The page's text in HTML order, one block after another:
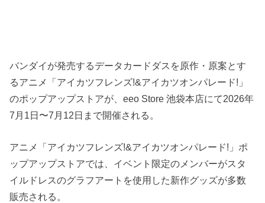
バンダイが発売するデータカードダスを原作・原案とす
るアニメ「アイカツフレンズ!&アイカツオンパレード!」
のポップアップストアが、eeo Store 池袋本店にて2026年
7月1日〜7月12日まで開催される。
アニメ「アイカツフレンズ!&アイカツオンパレード!」ポ
ップアップストアでは、イベント限定のメンバーがスタ
イルドレスのグラフアートを使用した新作グッズが多数
販売される。